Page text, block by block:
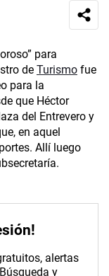
para
de Turismo fue
para la
que Héctor
del Entrevero y
en aquel
Allí luego
alertas
y